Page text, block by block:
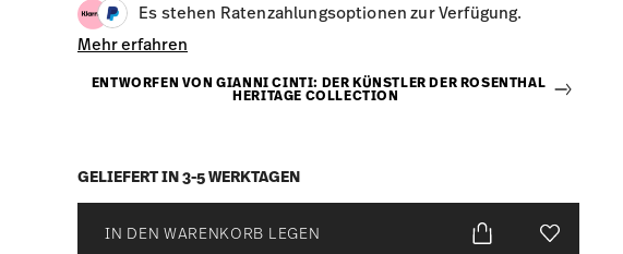
Es stehen Ratenzahlungsoptionen zur Verfügung.
Mehr erfahren
ENTWORFEN VON GIANNI CINTI: DER KÜNSTLER DER ROSENTHAL
HERITAGE COLLECTION
GELIEFERT IN 3-5 WERKTAGEN
IN DEN WARENKORB LEGEN Add To